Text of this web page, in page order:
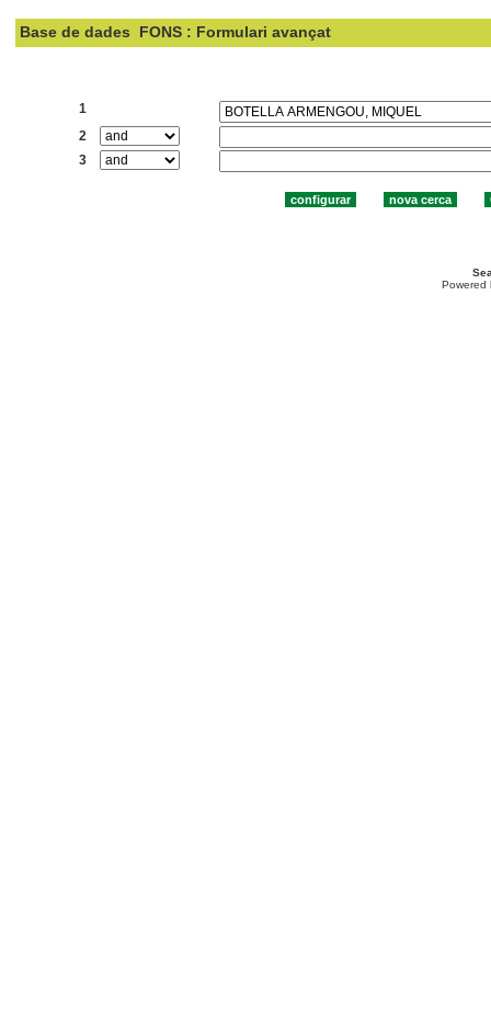
Base de dades FONS : Formulari avançat
1
2
3
Powered